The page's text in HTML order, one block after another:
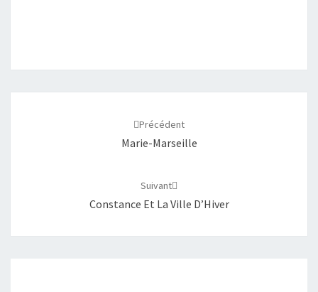
Précédent
Marie-Marseille
Suivant
Constance Et La Ville D’Hiver